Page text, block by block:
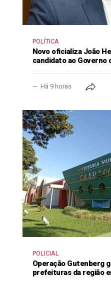
POLÍTICA
Novo oficializa João
candidato ao Governo
Há 9 horas
POLICIAL
Operação Gutenberg
prefeituras da região